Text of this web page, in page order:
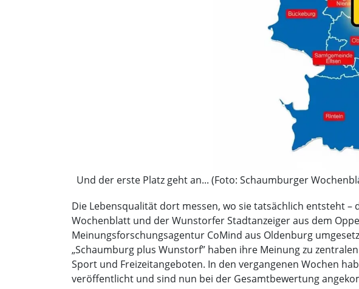
Und der erste Platz geht an... (Foto: Schaumburger
Die Lebensqualität dort messen, wo sie tatsächlich entsteht
Wochenblatt und der Wunstorfer Stadtanzeiger aus dem
Meinungsforschungsagentur CoMind aus Oldenburg
„Schaumburg plus Wunstorf” haben ihre Meinung zu
Sport und Freizeitangeboten. In den vergangenen Wochen
veröffentlicht und sind nun bei der Gesamtbewertung